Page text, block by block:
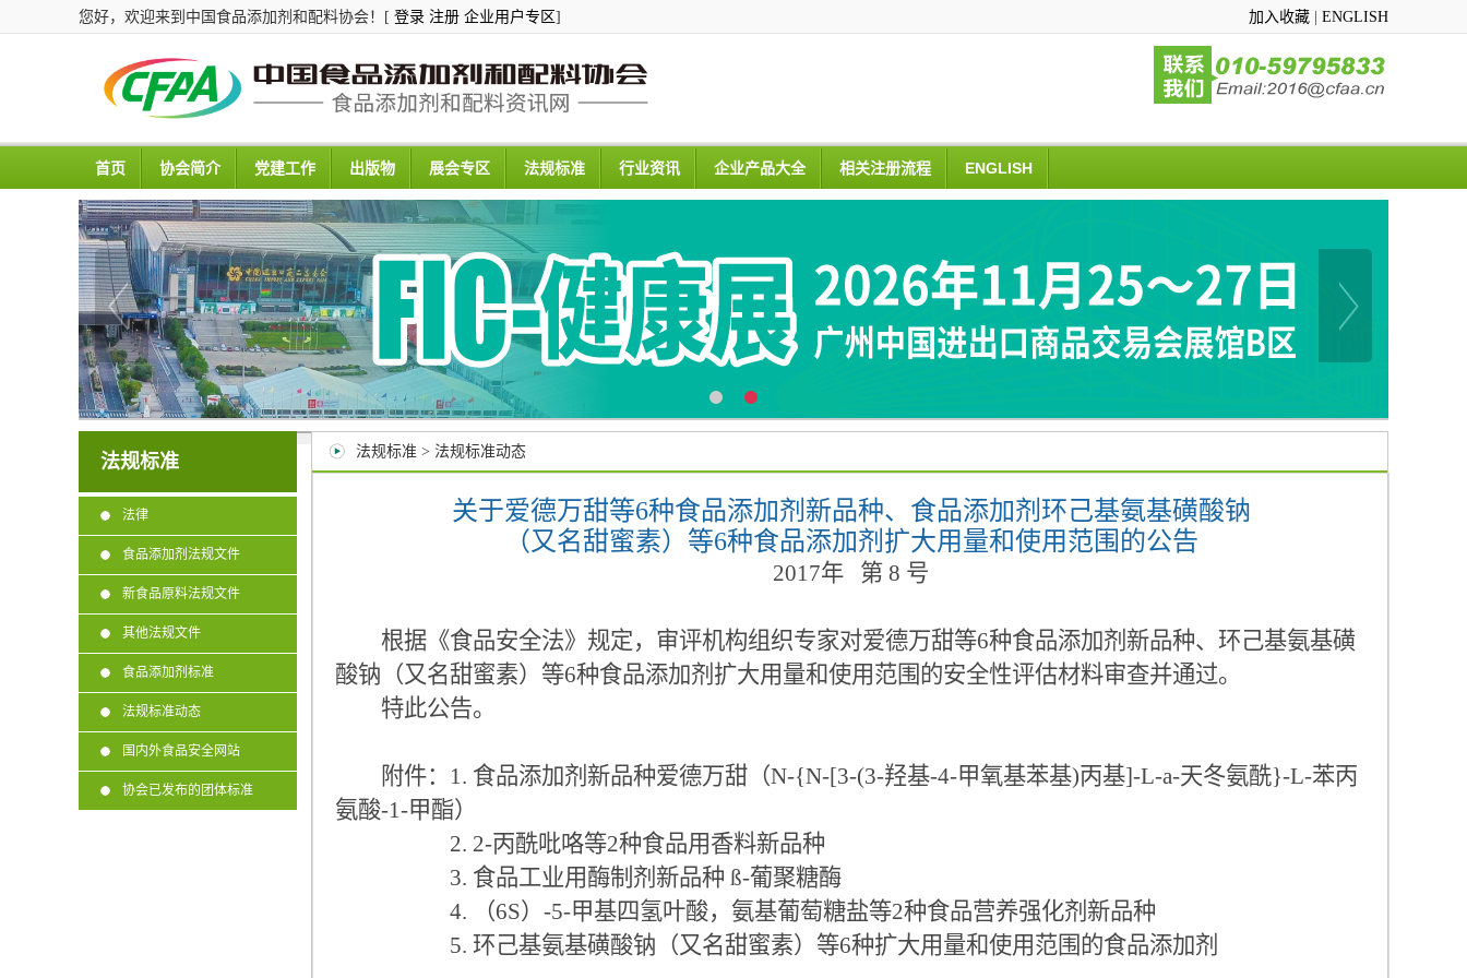
您好，欢迎来到中国食品添加剂和配料协会！[ 登录 注册 企业用户专区] 加入收藏 ENGLISH
首页 协会简介 党建工作 出版物 展会专区 法规标准 行业资讯 企业产品大全 相关注册流程 ENGLISH
法规标准
法律
食品添加剂法规文件
新食品原料法规文件
其他法规文件
食品添加剂标准
法规标准动态
国内外食品安全网站
协会已发布的团体标准
法规标准 > 法规标准动态
关于爱德万甜等6种食品添加剂新品种、食品添加剂环己基氨基磺酸钠
（又名甜蜜素）等6种食品添加剂扩大用量和使用范围的公告
2017年 第 8 号
根据《食品安全法》规定，审评机构组织专家对爱德万甜等6种食品添加剂新品种、环己基氨基磺
酸钠（又名甜蜜素）等6种食品添加剂扩大用量和使用范围的安全性评估材料审查并通过。
特此公告。
附件：1. 食品添加剂新品种爱德万甜（N-{N-[3-(3-羟基-4-甲氧基苯基)丙基]-L-a-天冬氨酰}-L-苯丙
氨酸-1-甲酯）
2. 2-丙酰吡咯等2种食品用香料新品种
3. 食品工业用酶制剂新品种 ß-葡聚糖酶
4. （6S）-5-甲基四氢叶酸，氨基葡萄糖盐等2种食品营养强化剂新品种
5. 环己基氨基磺酸钠（又名甜蜜素）等6种扩大用量和使用范围的食品添加剂